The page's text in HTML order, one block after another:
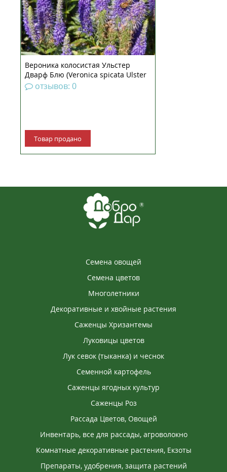
декоративные качества. Культура
долго и буйно цветет синими
«свечками» на фон...
Вероника колосистая Ульстер
Дварф Блю (Veronica spicata Ulster
Dwarf Blue) рассада
отзывов: 0
Товар продано
Семена овощей
Семена цветов
Многолетники
Декоративные и хвойные растения
Саженцы Хризантемы
Луковицы цветов
Лук севок (тыканка) и чеснок
Семенной картофель
Саженцы ягодных культур
Саженцы Роз
Рассада Цветов, Овощей
Инвентарь, все для рассады, агроволокно
Комнатные декоративные растения, Екзоты
Препараты, удобрения, защита растений